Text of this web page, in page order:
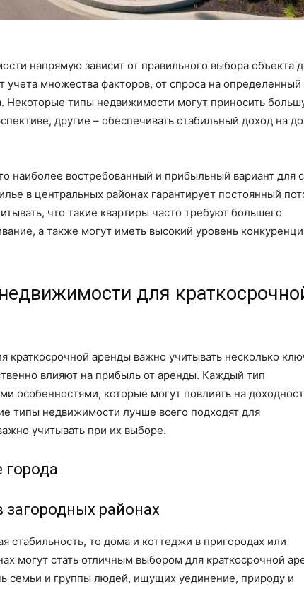
напрямую зависит от правильного выбора объекта
учета множества факторов, от спроса на определенный
Некоторые типы недвижимости могут приносить
другие – обеспечивать стабильный доход на
наиболее востребованный и прибыльный вариант для
в центральных районах гарантирует постоянный
что такие квартиры часто требуют большего
а также могут иметь высокий уровень
для
краткосрочной аренды важно учитывать несколько
влияют на прибыль от аренды. Каждый тип
особенностями, которые могут повлиять на
типы недвижимости лучше всего подходят для
учитывать при их выборе.
города
районах
стабильность, то дома и коттеджи в пригородах или
могут стать отличным выбором для краткосрочной
семьи и группы людей, ищущих уединение, природу и